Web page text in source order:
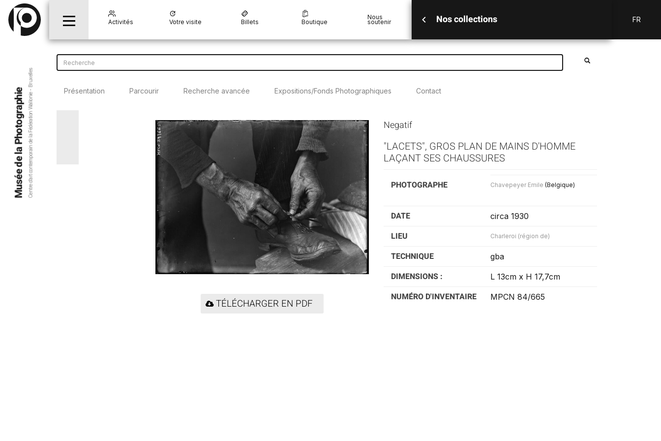
Musée de la PhotographieCentre d’art contemporain de la Fédération Wallonie - Bruxelles
Activités Votre visite Billets Boutique
Nous
soutenir Nos collections FR
Présentation Parcourir Recherche avancée Expositions/Fonds Photographiques Contact
TÉLÉCHARGER EN PDF
Negatif
"LACETS", GROS PLAN DE MAINS D'HOMME
LAÇANT SES CHAUSSURES
PHOTOGRAPHE Chavepeyer Emile (Belgique)
DATE circa 1930
LIEU Charleroi (région de)
TECHNIQUE gba
DIMENSIONS : L 13cm x H 17,7cm
NUMÉRO D'INVENTAIRE MPCN 84/665